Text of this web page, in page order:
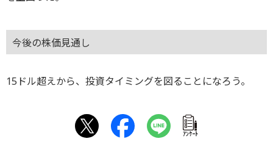
今後の株価見通し
15ドル超えから、投資タイミングを図ることになろう。
ｱﾝｹｰﾄ